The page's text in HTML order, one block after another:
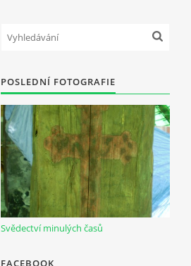
POSLEDNÍ FOTOGRAFIE
Svědectví minulých časů
FACEBOOK